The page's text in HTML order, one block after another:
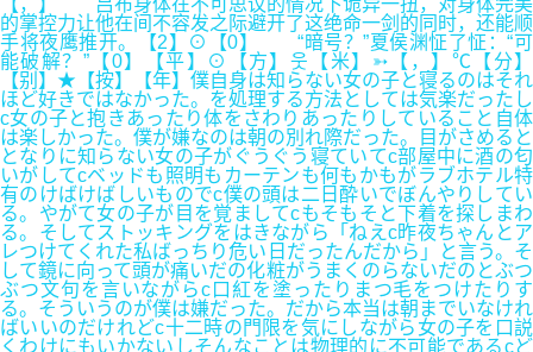
【，】 吕布身体在不可思议的情况下诡异一扭，对身体完美
的掌控力让他在间不容发之际避开了这绝命一剑的同时，还能顺
手将夜鹰推开。【2】⊙【0】 “暗号？”夏侯渊怔了怔：“可
能破解？”【0】【平】⊙【方】웃【米】➳【，】℃【分】
【别】★【按】【年】僕自身は知らない女の子と寝るのはそれ
ほど好きではなかった。を処理する方法としては気楽だったし
c女の子と抱きあったり体をさわりあったりしていること自体
は楽しかった。僕が嫌なのは朝の別れ際だった。目がさめると
となりに知らない女の子がぐうぐう寝ていてc部屋中に酒の匂
いがしてcベッドも照明もカーテンも何もかもがラブホテル特
有のけばけばしいものでc僕の頭は二日酔いでぼんやりしてい
る。やがて女の子が目を覚ましてcもそもそと下着を探しまわ
る。そしてストッキングをはきながら「ねえc昨夜ちゃんとア
レつけてくれた私ばっちり危い日だったんだから」と言う。そ
して鏡に向って頭が痛いだの化粧がうまくのらないだのとぶつ
ぶつ文句を言いながらc口紅を塗ったりまつ毛をつけたりす
る。そういうのが僕は嫌だった。だから本当は朝までいなけれ
ばいいのだけれどc十二時の門限を気にしながら女の子を口説
くわけにもいかないしそんなことは物理的に不可能であるcど